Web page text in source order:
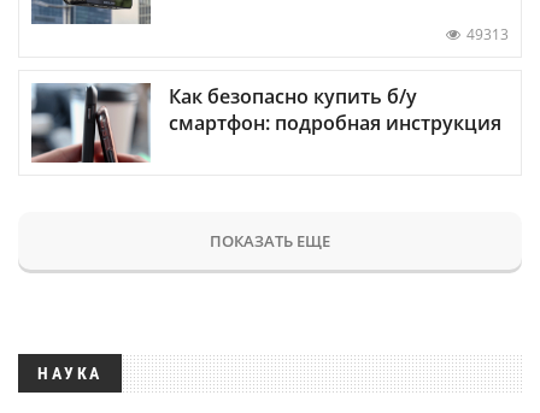
49313
Как безопасно купить б/у
смартфон: подробная инструкция
ПОКАЗАТЬ ЕЩЕ
НАУКА